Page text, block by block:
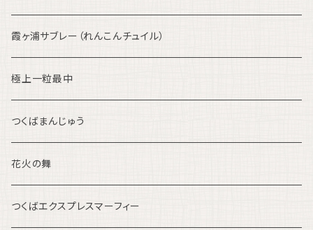
霞ヶ浦サブレー（れんこんチュイル）
極上一粒最中
つくばまんじゅう
花火の舞
つくばエクスプレスマーフィー